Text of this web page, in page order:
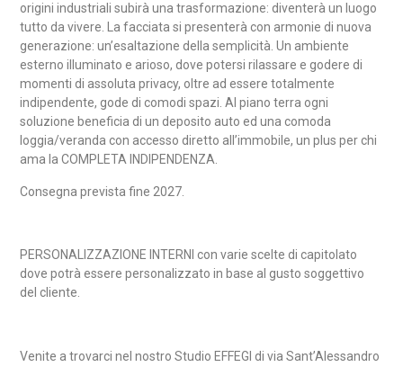
origini industriali subirà una trasformazione: diventerà un luogo
tutto da vivere. La facciata si presenterà con armonie di nuova
generazione: un’esaltazione della semplicità. Un ambiente
esterno illuminato e arioso, dove potersi rilassare e godere di
momenti di assoluta privacy, oltre ad essere totalmente
indipendente, gode di comodi spazi. Al piano terra ogni
soluzione beneficia di un deposito auto ed una comoda
loggia/veranda con accesso diretto all’immobile, un plus per chi
ama la COMPLETA INDIPENDENZA.
Consegna prevista fine 2027.
PERSONALIZZAZIONE INTERNI con varie scelte di capitolato
dove potrà essere personalizzato in base al gusto soggettivo
del cliente.
Venite a trovarci nel nostro Studio EFFEGI di via Sant’Alessandro